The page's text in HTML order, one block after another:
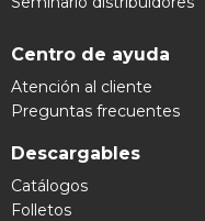
Centro de ayuda
Atención al cliente
Preguntas frecuentes
Descargables
Catálogos
Folletos